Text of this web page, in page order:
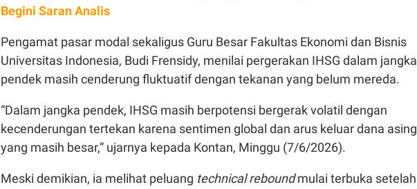
Begini Saran Analis
Pengamat pasar modal sekaligus Guru Besar Fakultas Ekonomi dan Bisnis
Universitas Indonesia, Budi Frensidy, menilai pergerakan IHSG dalam jangka
pendek masih cenderung fluktuatif dengan tekanan yang belum mereda.
“Dalam jangka pendek, IHSG masih berpotensi bergerak volatil dengan
kecenderungan tertekan karena sentimen global dan arus keluar dana asing
yang masih besar,” ujarnya kepada Kontan, Minggu (7/6/2026).
Meski demikian, ia melihat peluang technical reboundmulai terbuka setelah